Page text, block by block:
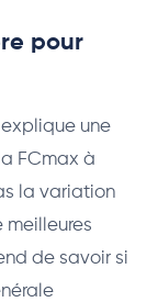
pour
une
FCmax à
la variation
meilleures
de savoir si